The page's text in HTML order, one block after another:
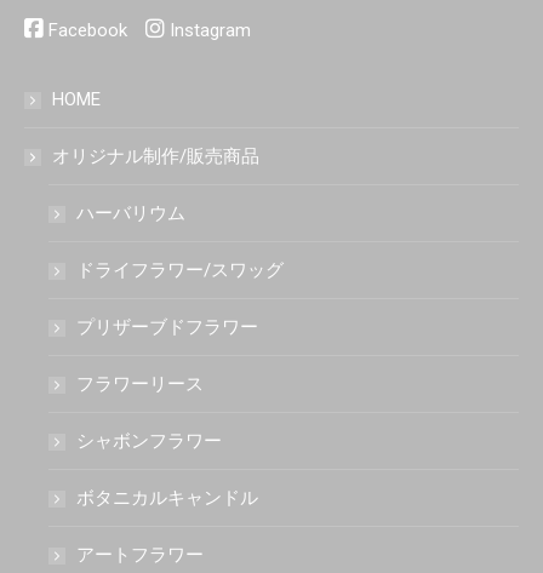
Facebook Instagram
HOME
オリジナル制作/販売商品
ハーバリウム
ドライフラワー/スワッグ
プリザーブドフラワー
フラワーリース
シャボンフラワー
ボタニカルキャンドル
アートフラワー